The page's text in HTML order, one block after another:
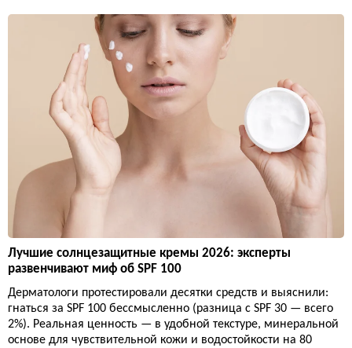
Лучшие солнцезащитные кремы 2026: эксперты
развенчивают миф об SPF 100
Дерматологи протестировали десятки средств и выяснили:
гнаться за SPF 100 бессмысленно (разница с SPF 30 — всего
2%). Реальная ценность — в удобной текстуре, минеральной
основе для чувствительной кожи и водостойкости на 80